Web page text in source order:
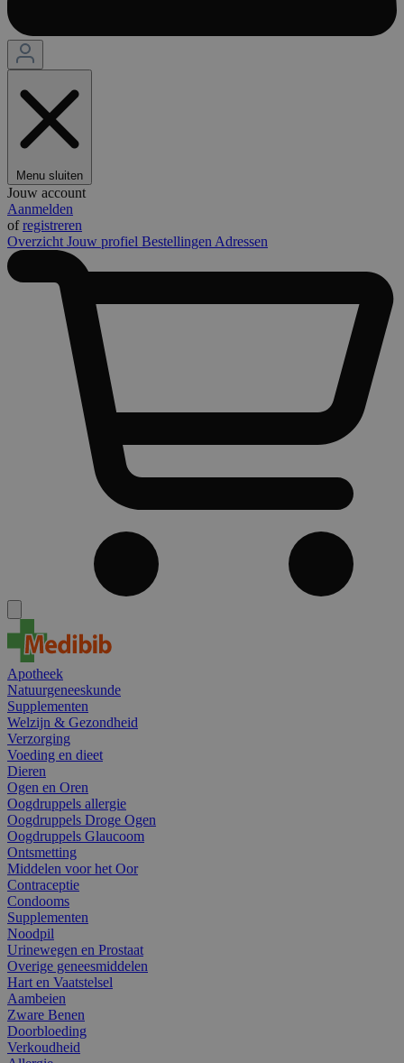
Menu sluiten
Jouw account
Aanmelden
ofregistreren
Overzicht Jouw profiel Bestellingen Adressen
Apotheek
Natuurgeneeskunde
Supplementen
Welzijn & Gezondheid
Verzorging
Voeding en dieet
Dieren
Ogen en Oren
Oogdruppels allergie
Oogdruppels Droge Ogen
Oogdruppels Glaucoom
Ontsmetting
Middelen voor het Oor
Contraceptie
Condooms
Supplementen
Noodpil
Urinewegen en Prostaat
Overige geneesmiddelen
Hart en Vaatstelsel
Aambeien
Zware Benen
Doorbloeding
Verkoudheid